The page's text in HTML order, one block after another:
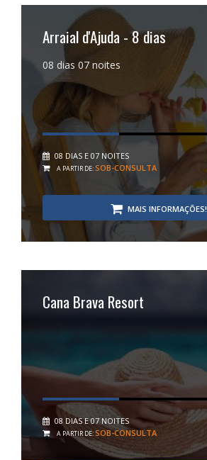
Arraial d'Ajuda - 8 dias
08 dias 07 noites
08 DIAS E 07 NOITES
A PARTIR DE:SOB-CONSULTA
MAIS INFORMAÇÕES!
Cana Brava Resort
08 DIAS E 07 NOITES
A PARTIR DE:SOB-CONSULTA